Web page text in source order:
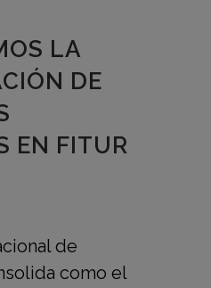
LA
DE
EN FITUR
de
como el